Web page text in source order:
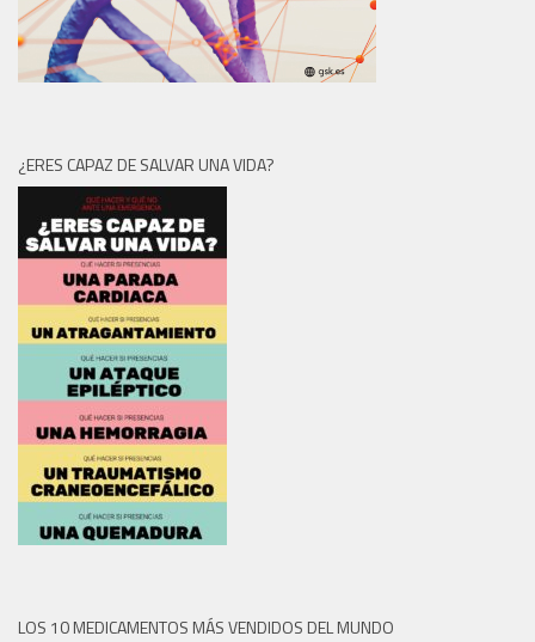
¿ERES CAPAZ DE SALVAR UNA VIDA?
LOS 10 MEDICAMENTOS MÁS VENDIDOS DEL MUNDO